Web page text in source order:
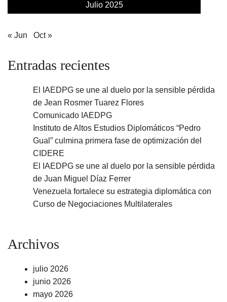
Julio 2025
« Jun Oct »
Entradas recientes
El IAEDPG se une al duelo por la sensible pérdida
de Jean Rosmer Tuarez Flores
Comunicado IAEDPG
Instituto de Altos Estudios Diplomáticos “Pedro
Gual” culmina primera fase de optimización del
CIDERE
El IAEDPG se une al duelo por la sensible pérdida
de Juan Miguel Díaz Ferrer
Venezuela fortalece su estrategia diplomática con
Curso de Negociaciones Multilaterales
Archivos
julio 2026
junio 2026
mayo 2026